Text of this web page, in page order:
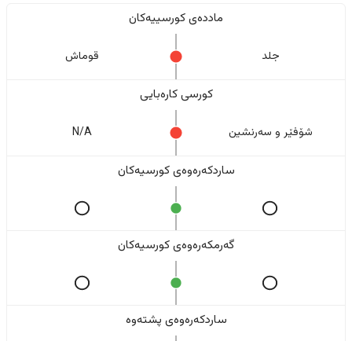
ماددەی کورسییەکان
جلد قوماش
کورسی کارەبایی
شۆفێر و سەرنشین N/A
ساردکەرەوەی کورسیەکان
گەرمکەرەوەی کورسیەکان
ساردکەرەوەی پشتەوە